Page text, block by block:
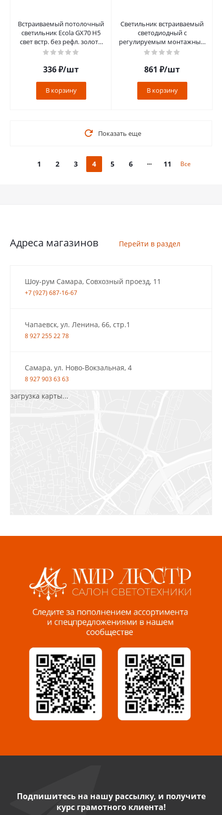
Встраиваемый потолочный
светильник Ecola GX70 H5
свет встр. без рефл. золото
53х151 FG70H5ECB
336₽/шт
В корзину
Светильник встраиваемый
светодиодный с
регулируемым монтажным
диаметром (до 210мм) 20W,
861 ₽/шт
В корзину
Показать еще
1 2 3 4 5 6 11 Все
Адреса магазинов Перейти в раздел
Шоу-рум Самара, Совхозный проезд, 11
+7 (927) 687-16-67
Чапаевск, ул. Ленина, 66, стр.1
8 927 255 22 78
Самара, ул. Ново-Вокзальная, 4
8 927 903 63 63
Пенза, ул. Пролетарская, 61 ТЦ "Стройбери"
Миасс, ул. Романенко, 95
8 922 500 30 39
Сызрань, ул. Декабристов, 1А
8 927 009 54 63
Саратов, ул. Танкистов, 37 (БЦ «Дикомп»)
Нефтекамск, ул. Ленина, 62
загрузка карты...
Подпишитесь на нашу рассылку, и получите
курс грамотного клиента!